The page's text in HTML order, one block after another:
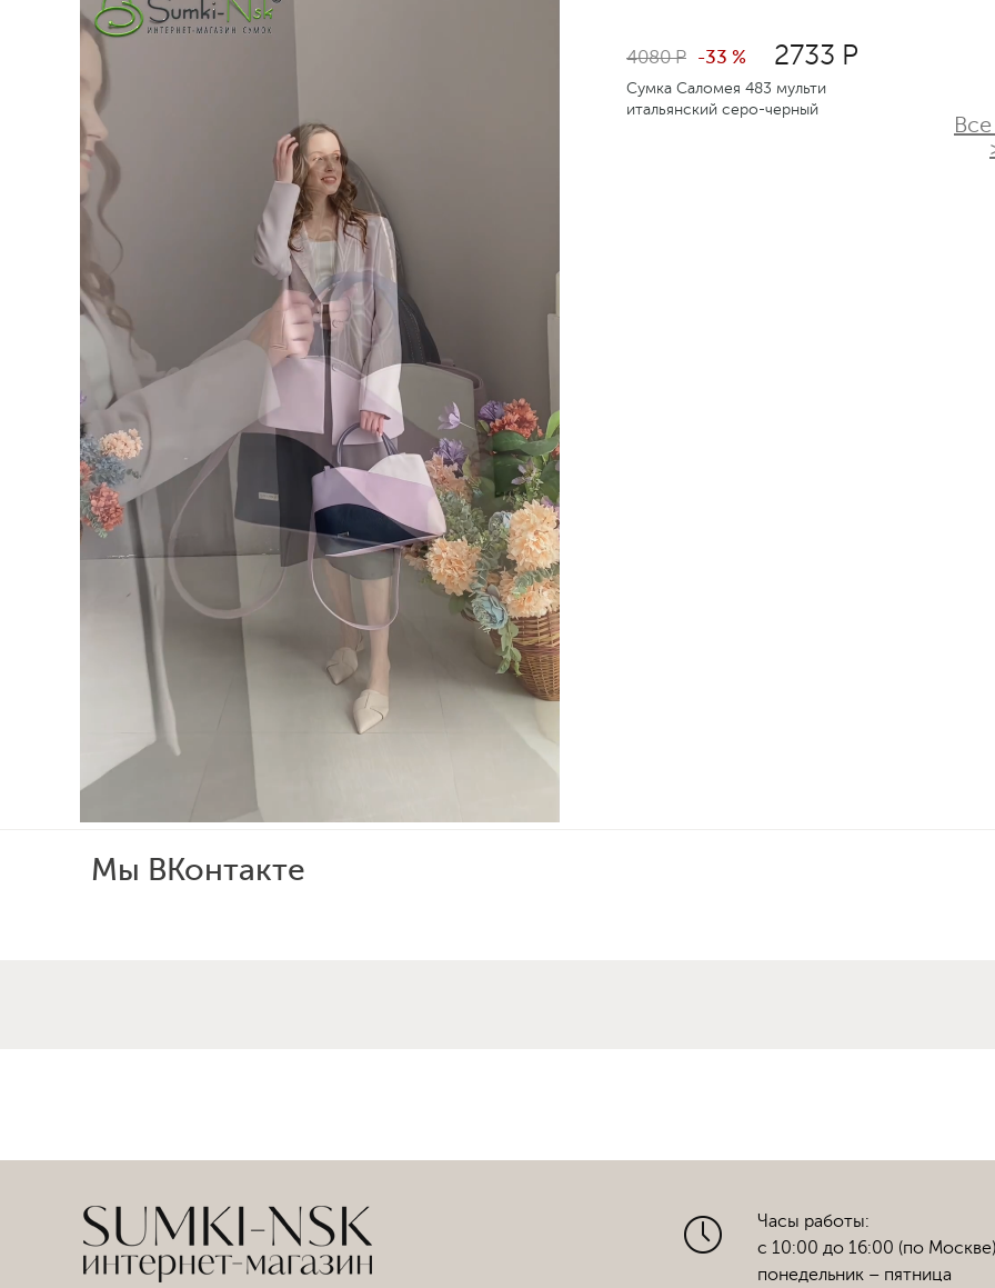
2733 Р
4080 Р -33 %
Сумка Саломея 483 мульти
итальянский серо-черный
Мы ВКонтакте
Часы работы:
с 10:00 до 16:00 (по Москве)
понедельник – пятница